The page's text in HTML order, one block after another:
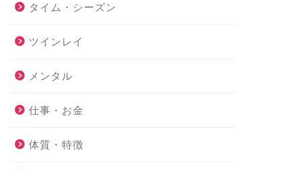
タイム・シーズン
ツインレイ
メンタル
仕事・お金
体質・特徴